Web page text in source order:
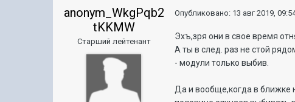
anonym_WkgPqb2
tKKMW
Старший лейтенант
Опубликовано: 13 авг 2019,
Эхъ,зря они в свое время
А ты в след. раз не стой
- модули только выбив.
Да и вообще,когда в ближке